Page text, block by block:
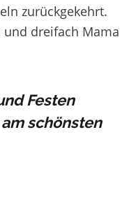
zurückgekehrt.
dreifach Mama
Festen
schönsten